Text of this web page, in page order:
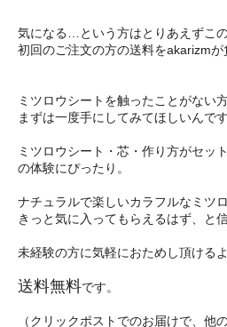
気になる…という方はとりあえずこ
初回のご注文の方の送料をakarizmが
ミツロウシートを触ったことがない
まずは一度手にしてみてほしいんです
ミツロウシート・芯・作り方がセッ
の体験にぴったり。
ナチュラルで楽しいカラフルなミツロ
きっと気に入ってもらえるはず、と
未経験の方に気軽におためし頂けるよ
送料無料です。
（クリックポストでのお届けで、他